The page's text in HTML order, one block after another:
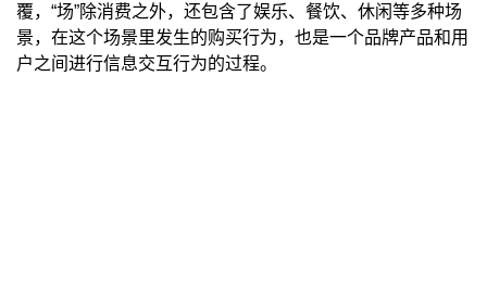
覆，“场”除消费之外，还包含了娱乐、餐饮、休闲等多种场
景，在这个场景里发生的购买行为，也是一个品牌产品和用
户之间进行信息交互行为的过程。